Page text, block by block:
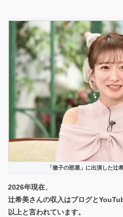
「徹子の部屋」に出演した辻
2026年現在、
辻希美さんの収入はブログと
以上と言われています。